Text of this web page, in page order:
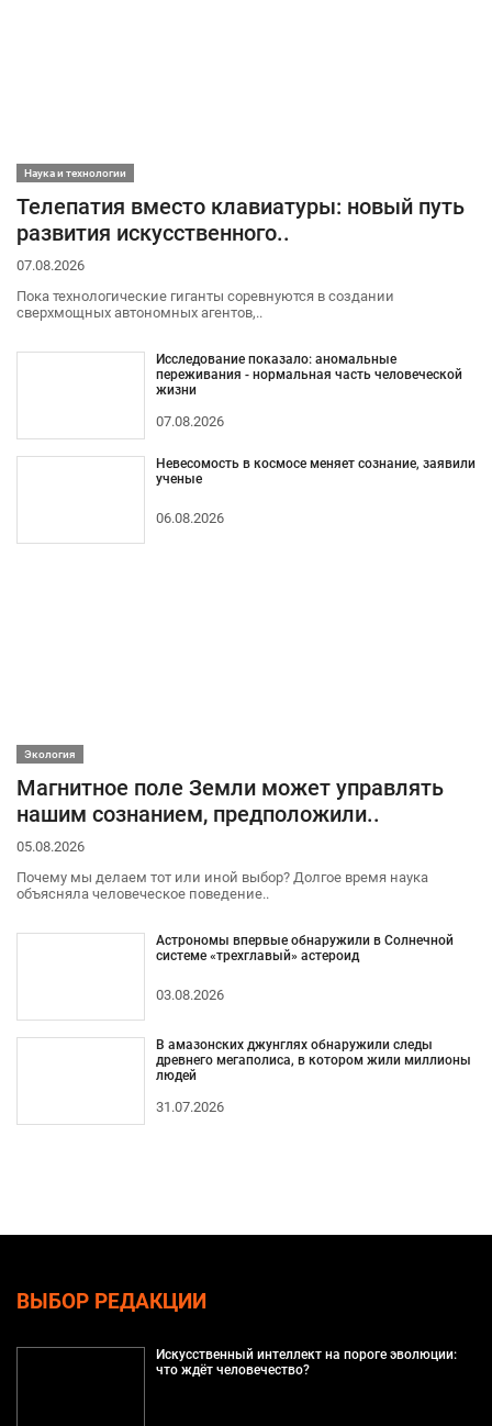
Наука и технологии
Телепатия вместо клавиатуры: новый путь
развития искусственного..
07.08.2026
Пока технологические гиганты соревнуются в создании
сверхмощных автономных агентов,..
Исследование показало: аномальные
переживания - нормальная часть человеческой
жизни
07.08.2026
Невесомость в космосе меняет сознание, заявили
ученые
06.08.2026
Экология
Магнитное поле Земли может управлять
нашим сознанием, предположили..
05.08.2026
Почему мы делаем тот или иной выбор? Долгое время наука
объясняла человеческое поведение..
Астрономы впервые обнаружили в Солнечной
системе «трехглавый» астероид
03.08.2026
В амазонских джунглях обнаружили следы
древнего мегаполиса, в котором жили миллионы
людей
31.07.2026
ВЫБОР РЕДАКЦИИ
Искусственный интеллект на пороге эволюции:
что ждёт человечество?